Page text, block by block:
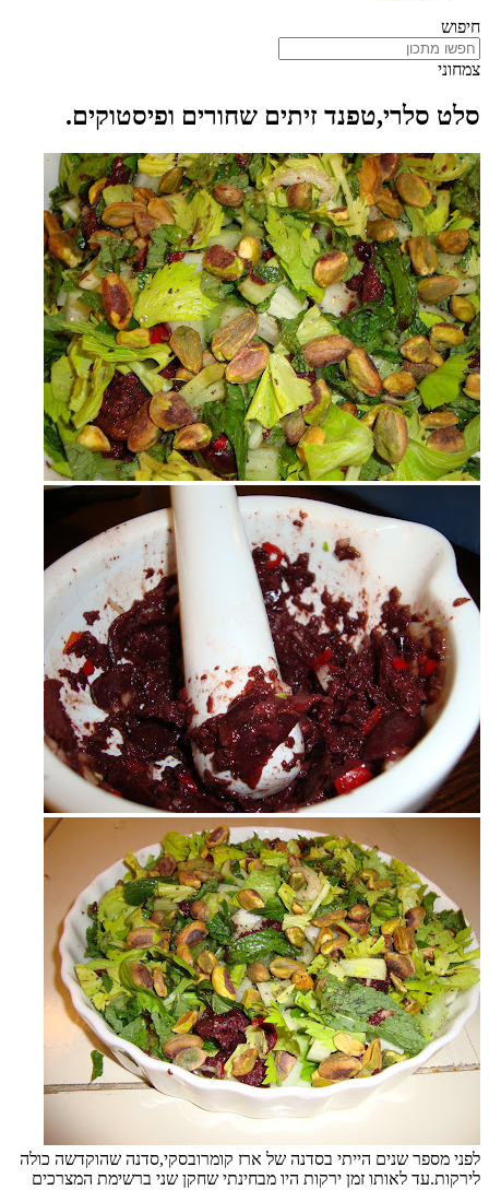
חיפוש
צמחוני
סלט סלרי,טפנד זיתים שחורים ופיסטוקים.
לפני מספר שנים הייתי בסדנה של ארז קומרובסקי,סדנה שהוקדשה כולה
לירקות.עד לאותו זמן ירקות היו מבחינתי שחקן שני ברשימת המצרכים